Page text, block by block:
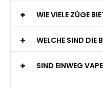
WIE VIELE ZÜGE
WELCHE SIND DIE
SIND EINWEG